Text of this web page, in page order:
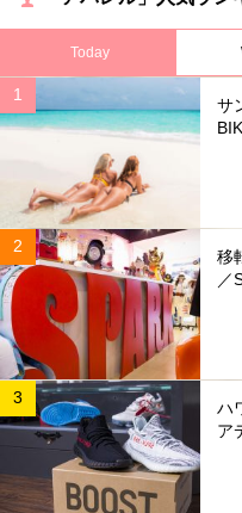
Today
サ
移
／
ハ
ア